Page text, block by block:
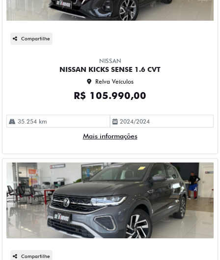
Compartilhe
NISSAN
NISSAN KICKS SENSE 1.6 CVT
Relva Veículos
R$ 105.990,00
35.254 km 2024/2024
Mais informações
Compartilhe